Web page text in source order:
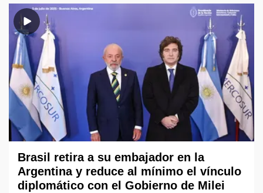
Brasil retira a su embajador en la
Argentina y reduce al mínimo el vínculo
diplomático con el Gobierno de Milei